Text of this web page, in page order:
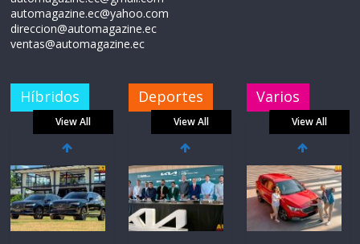
automagazine.ec@yahoo.com
direccion@automagazine.ec
ventas@automagazine.ec
Híbridos
View All
Deportes
View All
Varios
View All